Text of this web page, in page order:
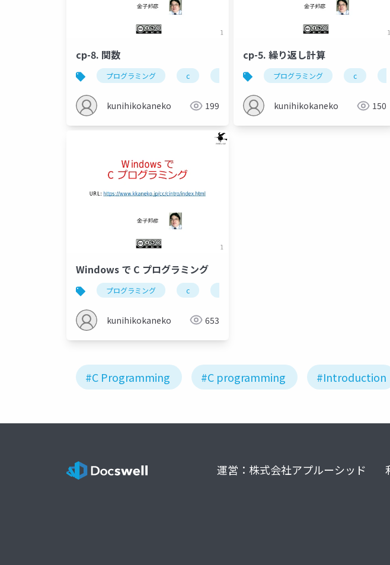
cp-8. 関数
プログラミング c 関数呼び出し 引数
kunihikokaneko 199
cp-5. 繰り返し計算
プログラミング c
kunihikokaneko 150
Windows で C プログラミング
プログラミング c
kunihikokaneko 653
#C Programming #C programming #Introduction
運営：株式会社アプルーシッド